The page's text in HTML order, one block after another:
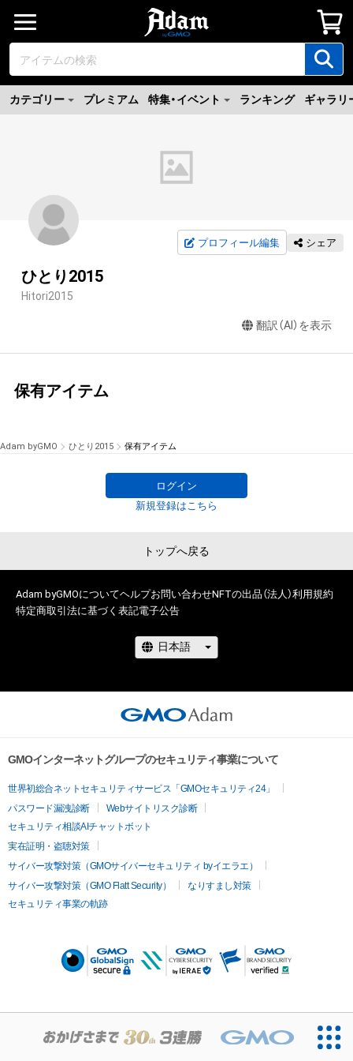
カテゴリー プレミアム 特集・イベント ランキング ギャラリ
プロフィール編集 シェア
ひとり2015
Hitori2015
翻訳（AI）を表示
保有アイテム
Adam byGMO ひとり2015 保有アイテム
ログイン
新規登録はこちら
トップへ戻る
Adam byGMOについてヘルプお問い合わせNFTの出品（法人）利用規約
特定商取引法に基づく表記電子公告
GMOインターネットグループのセキュリティ事業について
世界初総合ネットセキュリティサービス「GMOセキュリティ24」
パスワード漏洩診断
Webサイトリスク診断
セキュリティ相談AIチャットボット
実在証明・盗聴対策
サイバー攻撃対策（GMOサイバーセキュリティ byイエラエ）
サイバー攻撃対策（GMO Flatt Security）
なりすまし対策
セキュリティ事業の軌跡